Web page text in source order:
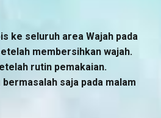
ke seluruh area Wajah pada
membersihkan wajah.
rutin pemakaian.
saja pada malam